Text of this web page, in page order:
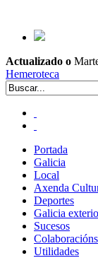
Actualizado o
Hemeroteca
Portada
Galicia
Local
Axenda
Deportes
Galicia
Sucesos
Colaboracións
Utilidades